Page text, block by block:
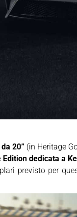
20” (in Heritage
Edition dedicata a
previsto per